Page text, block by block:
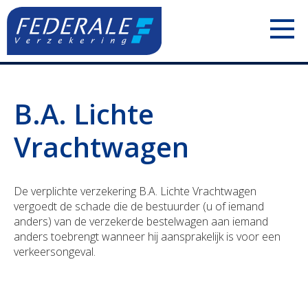
Jouw mobiliteit
Jouw woning
Jouw familie
Jouw pensioen
Jouw geld
ZELFSTANDIGEN
Uw voertuigen
Uw aansprakelijkheid
Uw inkomsten
Uw bezittingen
ONDERNEMINGEN
Uw personeel
Uw voertuigen
Uw aansprakelijkheid
B.A. Lichte
Vrachtwagen
De verplichte verzekering B.A. Lichte Vrachtwagen
vergoedt de schade die de bestuurder (u of iemand
anders) van de verzekerde bestelwagen aan iemand
anders toebrengt wanneer hij aansprakelijk is voor een
verkeersongeval.